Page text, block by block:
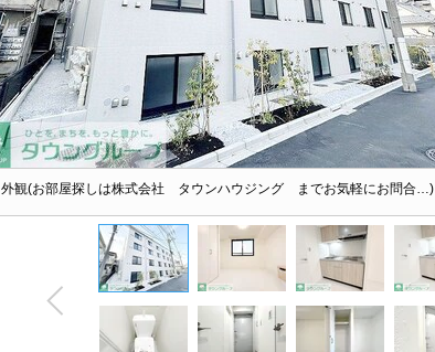
外観(お部屋探しは株式会社 タウンハウジング までお気軽にお問合…)